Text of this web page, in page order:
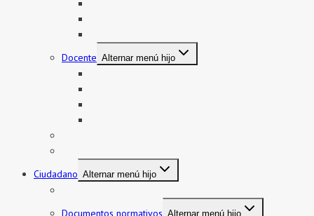
Docente Alternar menú hijo
Ciudadano Alternar menú hijo
Documentos normativos Alternar menú hijo